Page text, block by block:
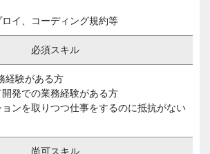
イ、コーディング規約等
必須スキル
経験がある方
開発での業務経験がある方
ョンを取りつつ仕事をするのに抵抗がない
尚可スキル